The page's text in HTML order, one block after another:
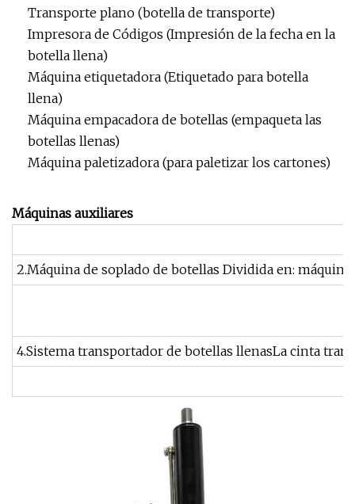
Transporte plano (botella de transporte)
Impresora de Códigos (Impresión de la fecha en la
botella llena)
Máquina etiquetadora (Etiquetado para botella
llena)
Máquina empacadora de botellas (empaqueta las
botellas llenas)
Máquina paletizadora (para paletizar los cartones)
Máquinas auxiliares
2.Máquina de soplado de botellas Dividida en:
4.Sistema transportador de botellas llenasLa cinta